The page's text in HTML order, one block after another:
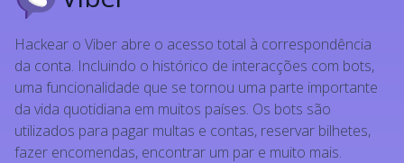
21:08
whatsapp através do
número de telefone
21:12
parece que sim
Hackear o Viber abre o acesso total à correspondência
da conta. Incluindo o histórico de interacções com bots,
uma funcionalidade que se tornou uma parte importante
da vida quotidiana em muitos países. Os bots são
utilizados para pagar multas e contas, reservar bilhetes,
fazer encomendas, encontrar um par e muito mais.